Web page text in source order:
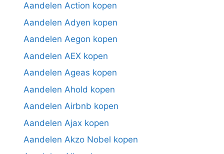
Aandelen Action kopen
Aandelen Adyen kopen
Aandelen Aegon kopen
Aandelen AEX kopen
Aandelen Ageas kopen
Aandelen Ahold kopen
Aandelen Airbnb kopen
Aandelen Ajax kopen
Aandelen Akzo Nobel kopen